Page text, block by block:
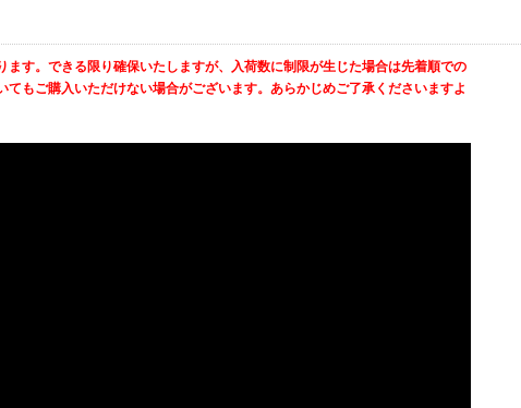
ます。できる限り確保いたしますが、入荷数に制限が生じた場合は先着順での
てもご購入いただけない場合がございます。あらかじめご了承くださいますよ